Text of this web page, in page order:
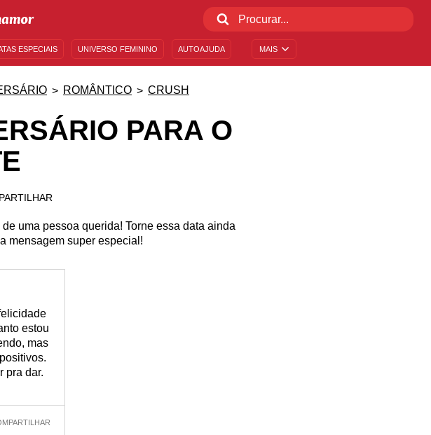
MAIS
ESPECIAIS UNIVERSO FEMININO AUTOAJUDA
ROMÂNTICO CRUSH
PARA O
uma pessoa querida! Torne essa data ainda
mensagem super especial!
estou
mas
pra dar.